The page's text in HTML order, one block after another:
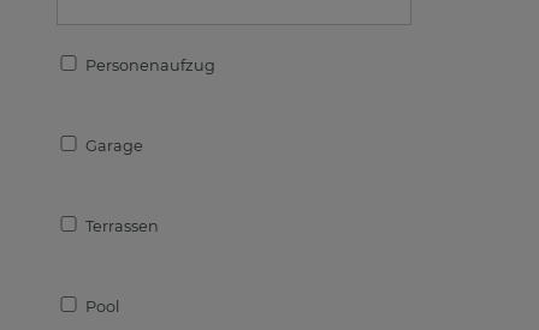
Personenaufzug
Garage
Terrassen
Pool